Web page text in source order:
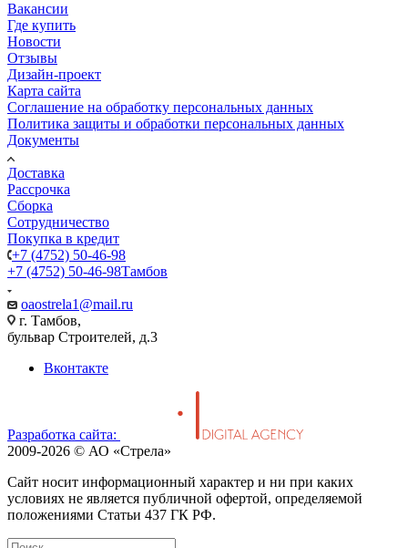
Вакансии
Где купить
Новости
Отзывы
Дизайн-проект
Карта сайта
Соглашение на обработку персональных данных
Политика защиты и обработки персональных данных
Документы
Доставка
Рассрочка
Сборка
Сотрудничество
Покупка в кредит
+7 (4752) 50-46-98
+7 (4752) 50-46-98Тамбов
oaostrela1@mail.ru
г. Тамбов,
бульвар Строителей, д.3
Вконтакте
Разработка сайта:
2009-2026 © АО «Стрела»
Cайт носит информационный характер и ни при каких
условиях не является публичной офертой, определяемой
положениями Статьи 437 ГК РФ.